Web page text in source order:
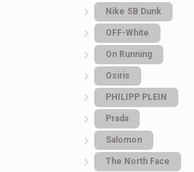
Nike SB Dunk
OFF-White
On Running
Osiris
PHILIPP PLEIN
Prada
Salomon
The North Face